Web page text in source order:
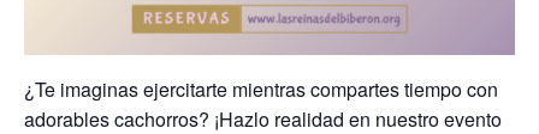
¿Te imaginas ejercitarte mientras compartes tiempo con
adorables cachorros? ¡Hazlo realidad en nuestro evento